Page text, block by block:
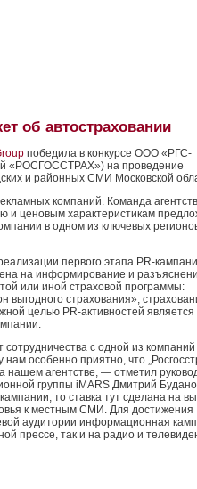
об автостраховании
победила в конкурсе ООО «РГС-
«РОСГОССТРАХ») на проведение
и районных СМИ Московской
компаний. Команда
и ценовым характеристикам
в одном из ключевых
первого этапа PR-
на информирование и
или иной страховой программы:
выгодного страхования»,
целью PR-активностей является
с одной из компаний
особенно приятно, что
нашем агентстве, — отметил
группы iMARS Дмитрий
то ставка тут сделана на
к местным СМИ. Для достижения
аудитории информационная
прессе, так и на радио и